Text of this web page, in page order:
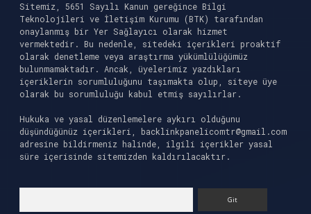
Sitemiz, 5651 Sayılı Kanun gereğince Bilgi
Teknolojileri ve İletişim Kurumu (BTK) tarafından
onaylanmış bir Yer Sağlayıcı olarak hizmet
vermektedir. Bu nedenle, sitedeki içerikleri proaktif
olarak denetleme veya araştırma yükümlülüğümüz
bulunmamaktadır. Ancak, üyelerimiz yazdıkları
içeriklerin sorumluluğunu taşımakta olup, siteye üye
olarak bu sorumluluğu kabul etmiş sayılırlar.
Hukuka ve yasal düzenlemelere aykırı olduğunu
düşündüğünüz içerikleri, backlinkpanelicomtr@gmail.com
adresine bildirmeniz halinde, ilgili içerikler yasal
süre içerisinde sitemizden kaldırılacaktır.